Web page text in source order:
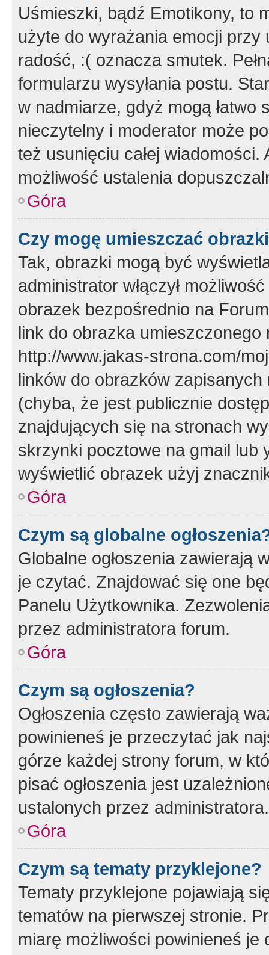
Uśmieszki, bądź Emotikony, to
użyte do wyrażania emocji
radość, :( oznacza smutek.
formularzu wysyłania postu.
w nadmiarze, gdyż mogą
nieczytelny i moderator może
też usunięciu całej
możliwość ustalenia
Góra
Czy mogę umieszczać
Tak, obrazki mogą być
administrator włączył
obrazek bezpośrednio na
link do obrazka
http://www.jakas-strona.com/
linków do obrazków
(chyba, że jest publicznie
znajdujących się na stronach
skrzynki pocztowe na gmail lub
wyświetlić obrazek użyj
Góra
Czym są globalne
Globalne ogłoszenia zawierają
je czytać. Znajdować się one
Panelu Użytkownika.
przez administratora forum.
Góra
Czym są ogłoszenia?
Ogłoszenia często zawierają
powinieneś je przeczytać jak
górze każdej strony forum, w
pisać ogłoszenia jest
ustalonych przez administratora.
Góra
Czym są tematy przyklejone?
Tematy przyklejone pojawiają
tematów na pierwszej stronie.
miarę możliwości powinieneś je